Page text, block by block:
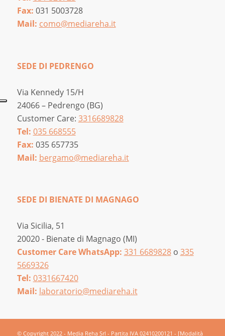
Fax: 031 5003728
Mail: como@mediareha.it
SEDE DI PEDRENGO
Via Kennedy 15/H
24066 – Pedrengo (BG)
Customer Care: 3316689828
Tel: 035 668555
Fax: 035 657735
Mail: bergamo@mediareha.it
SEDE DI BIENATE DI MAGNAGO
Via Sicilia, 51
20020 - Bienate di Magnago (MI)
Customer Care WhatsApp: 331 6689828o 335
5669326
Tel: 0331667420
Mail: laboratorio@mediareha.it
© Copyright 2022 - Media Reha Srl - Partita IVA 02410200121 - [Modalità